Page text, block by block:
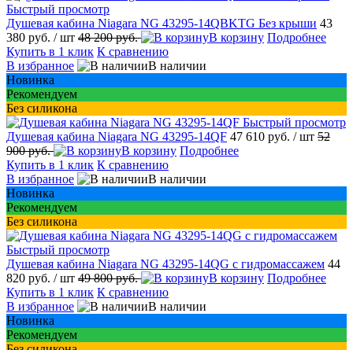
Быстрый просмотр
Душевая кабина Niagara NG 43295-14QBKTG Без крыши 43
380 руб. / шт 48 200 руб. В корзину Подробнее
Купить в 1 клик К сравнению
В избранное
В наличии
Новинка
Рекомендуем
Без силикона
Быстрый просмотр
Душевая кабина Niagara NG 43295-14QF 47 610 руб. / шт 52
900 руб.
В корзину Подробнее
Купить в 1 клик К сравнению
В избранное
В наличии
Новинка
Рекомендуем
Без силикона
Быстрый просмотр
Душевая кабина Niagara NG 43295-14QG с гидромассажем 44
820 руб. / шт 49 800 руб. В корзину Подробнее
Купить в 1 клик К сравнению
В избранное
В наличии
Новинка
Рекомендуем